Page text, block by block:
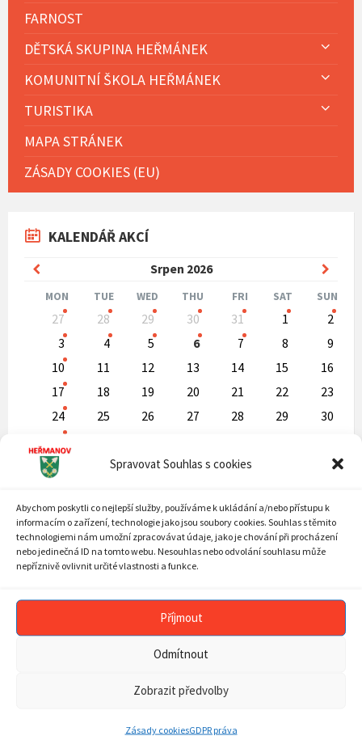
Spravovat Souhlas s cookies
Abychom poskytli co nejlepší služby, používáme k ukládání a/nebo přístupu k
informacím o zařízení, technologie jako jsou soubory cookies. Souhlas s těmito
technologiemi nám umožní zpracovávat údaje, jako je chování při procházení
nebo jedinečná ID na tomto webu. Nesouhlas nebo odvolání souhlasu může
nepříznivě ovlivnit určité vlastnosti a funkce.
Příjmout
Odmítnout
Zobrazit předvolby
Zásady cookiesGDPR práva
FARNOST
DĚTSKÁ SKUPINA HEŘMÁNEK
KOMUNITNÍ ŠKOLA HEŘMÁNEK
TURISTIKA
MAPA STRÁNEK
ZÁSADY COOKIES (EU)
KALENDÁŘ AKCÍ
Srpen 2026
Previous
Month
MON TUE WED THU FRI SAT SUN
calendar
27 28 29 30 31 1
2
3
4 5 6 7 8
9
10
11 12 13 14 15
16
17
18 19 20 21 22
23
24
25 26 27 28 29
30
Back
days
ARCHIV AKTUALIT
ARCHIV
AKTUALIT